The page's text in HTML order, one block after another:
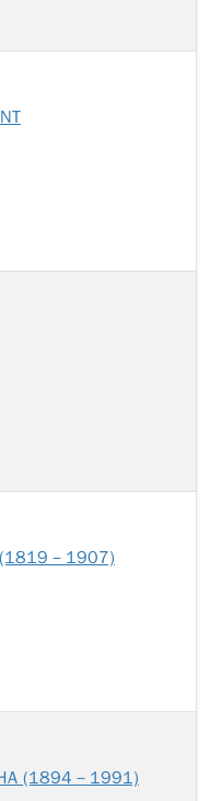
(1819－1907)
(1894－1991)